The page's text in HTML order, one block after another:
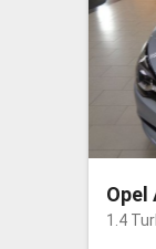
Opel
1.4